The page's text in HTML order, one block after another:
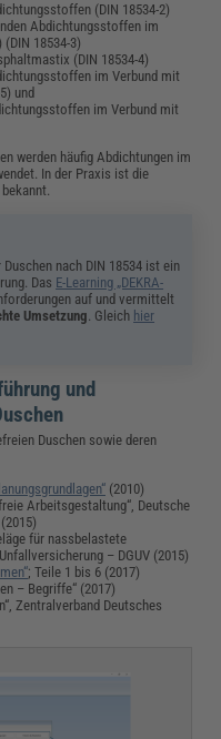
(DIN 18534-2)
Abdichtungsstoffen im
18534-3)
(DIN 18534-4)
im Verbund mit
und
im Verbund mit
werden häufig Abdichtungen im
In der Praxis ist die
nach DIN 18534 ist ein
Das E-Learning „DEKRA-
auf und vermittelt
Umsetzung. Gleich hier
und
Duschen sowie deren
(2010)
Arbeitsgestaltung“, Deutsche
für nassbelastete
– DGUV (2015)
; Teile 1 bis 6 (2017)
– Begriffe“ (2017)
Zentralverband Deutsches